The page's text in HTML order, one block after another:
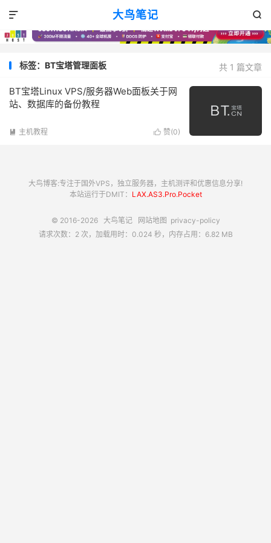
大鸟笔记 

共 1 篇文章
标签：BT宝塔管理面板
BT宝塔Linux VPS/服务器Web面板关于网
站、数据库的备份教程
 赞(0)
 主机教程
大鸟博客:专注于国外VPS，独立服务器，主机测评和优惠信息分享!
本站运行于DMIT： LAX.AS3.Pro.Pocket
© 2016-2026 大鸟笔记 网站地图 privacy-policy
请求次数：2 次，加载用时：0.024 秒，内存占用：6.82 MB